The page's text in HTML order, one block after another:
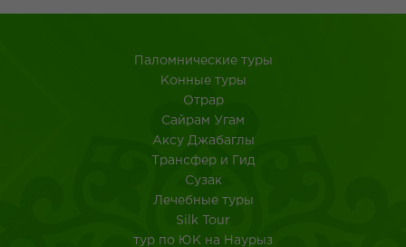
Паломнические туры
Конные туры
Отрар
Сайрам Угам
Аксу Джабаглы
Трансфер и Гид
Сузак
Лечебные туры
Silk Tour
тур по ЮК на Наурыз